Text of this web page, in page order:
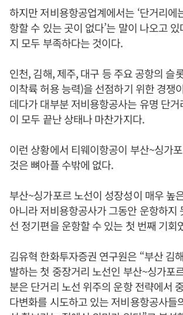
하지만 저비용항공업계에서는 ‘단거리에
항할 수 있는 곳이 없다’는 말이 나오고
지 모두 부족하다는 것이다.
인천, 김해, 제주, 대구 등 주요 공항의 슬
이착륙 허용 능력)을 선점하기 위한 경쟁
데다가 대부분 저비용항공사는 유명 단
이 모두 끝난 상태나 마찬가지다.
이런 상황에서 티웨이항공이 부산~싱가
것은 뼈아플 수밖에 없다.
부산~싱가포르 노선이 성장성이 매우 높
아니라 저비용항공사가 그동안 운항하지
선 정기편을 운항할 수 있는 첫 번째 기회
김유혁 한화투자증권 연구원은 “부산 김
발하는 첫 중장거리 노선인 부산~싱가포
분은 단거리 노선 위주의 운항 전략에서
다변화를 시도하고 있는 저비용항공사들